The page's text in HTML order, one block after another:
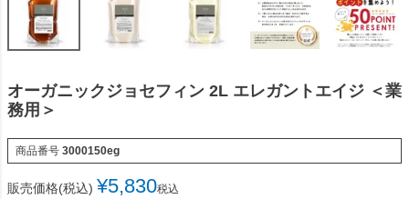
オーガニックジョセフィン 2L エレガントエイジ ＜業
務用＞
商品番号 3000150eg
販売価格(税込) ¥5,830税込